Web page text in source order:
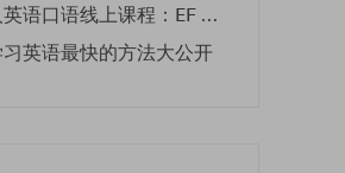
探寻成人英语口语线上课程：EF 英孚教育凭什么领航
英语最快的方法大公开